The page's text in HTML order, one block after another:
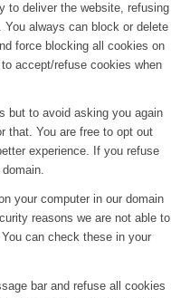
to deliver the website, refusing
always can block or delete
force blocking all cookies on
accept/refuse cookies when
but to avoid asking you again
that. You are free to opt out
experience. If you refuse
your computer in our domain
reasons we are not able to
can check these in your
bar and refuse all cookies